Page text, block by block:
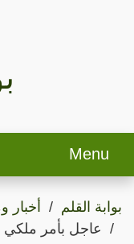
Menu
بوابة القلم
أخبار
عاجل بأمر